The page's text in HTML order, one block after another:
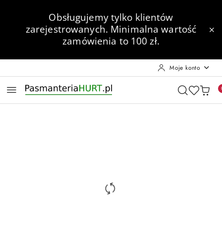
Przejdź do treści głównej
Przejdź do wyszukiwarki
Przejdź do moje konto
Przejdź do menu głównego
Przejdź do opisu produktu
Przejdź do stopki
Obsługujemy tylko klientów
zarejestrowanych. Minimalna wartość
zamówienia to 100 zł.
Moje konto